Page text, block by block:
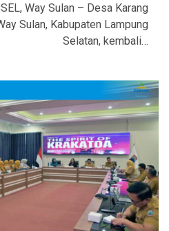
Way Sulan – Desa Karang
Sulan, Kabupaten Lampung
Selatan, kembali…